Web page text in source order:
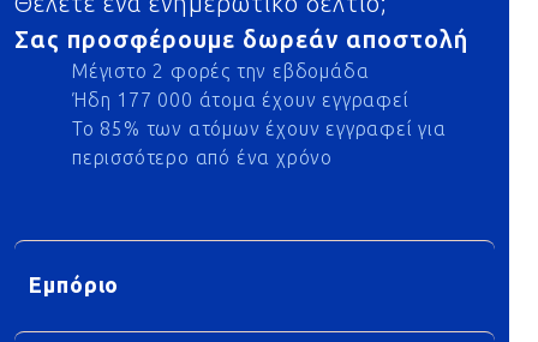
Σας προσφέρουμε δωρεάν αποστολή
Μέγιστο 2 φορές την εβδομάδα
Ήδη 177 000 άτομα έχουν εγγραφεί
Το 85% των ατόμων έχουν εγγραφεί για
περισσότερο από ένα χρόνο
Εμπόριο